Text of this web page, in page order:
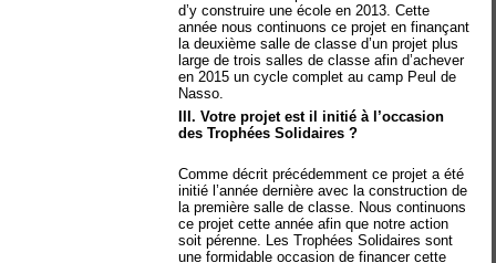
d’y construire une école en 2013. Cette
année nous continuons ce projet en finançant
la deuxième salle de classe d’un projet plus
large de trois salles de classe afin d’achever
en 2015 un cycle complet au camp Peul de
Nasso.
III. Votre projet est il initié à l’occasion
des Trophées Solidaires ?
Comme décrit précédemment ce projet a été
initié l’année dernière avec la construction de
la première salle de classe. Nous continuons
ce projet cette année afin que notre action
soit pérenne. Les Trophées Solidaires sont
une formidable occasion de financer cette